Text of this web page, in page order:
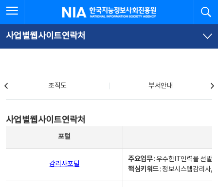
문
로
가
체
뉴
바
가
한국지능정보사회진흥원
사업별웹사이트연락처
조직도 부서안내
사업별웹사이트연락처
포털
감리사포털
주요업무: 우수한IT인력을 선발
핵심키워드: 정보시스템감리사,